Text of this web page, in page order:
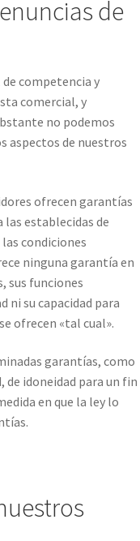
de
competencia y
comercial, y
no podemos
aspectos de nuestros
ofrecen garantías
establecidas de
condiciones
ninguna garantía en
sus funciones
ni su capacidad para
ofrecen «tal cual».
garantías, como
idoneidad para un fin
en que la ley lo